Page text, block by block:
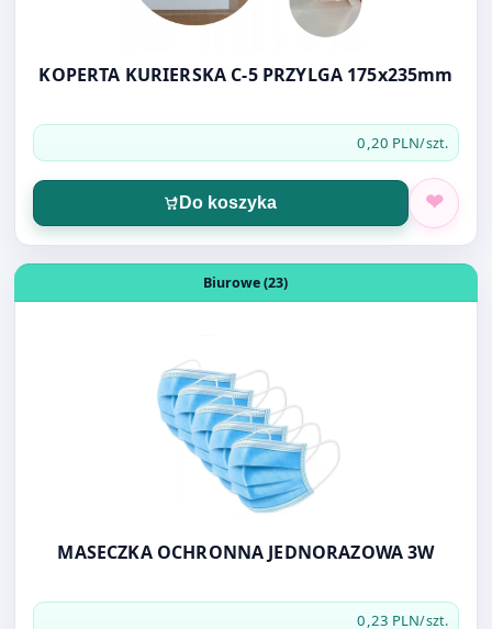
0,20 PLN
Do koszyka
Otwórz produkt: MASECZKA OCHRONNA JEDNORAZOWA
Biurowe (23)
MASECZKA OCHRONNA JEDNORAZOWA 3W
Do koszyka